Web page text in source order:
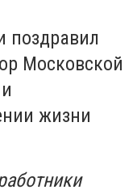
поздравил
Московской
жизни